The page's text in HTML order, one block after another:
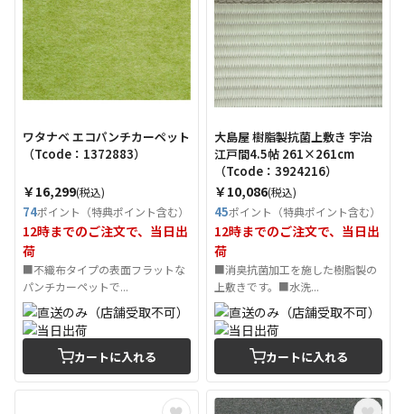
ワタナベ エコパンチカーペット
（Tcode：1372883）
￥16,299(税込)
74ポイント（特典ポイント含む）
12時までのご注文で、当日出
荷
■不織布タイプの表面フラットな
パンチカーペットで...
カートに入れる
大島屋 樹脂製抗菌上敷き 宇治
江戸間4.5帖 261×261cm
（Tcode：3924216）
￥10,086(税込)
45ポイント（特典ポイント含む）
12時までのご注文で、当日出
荷
■消臭抗菌加工を施した樹脂製の
上敷きです。■水洗...
カートに入れる